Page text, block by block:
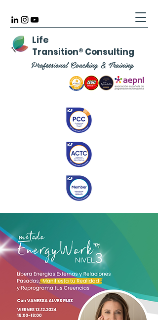
Life
Transition® Consulting
Professional Coaching & Training